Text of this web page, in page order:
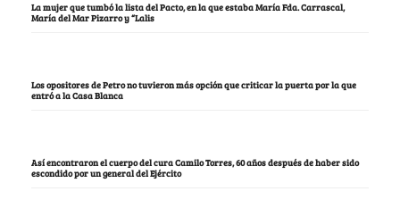
La mujer que tumbó la lista del Pacto, en la que estaba María Fda. Carrascal,
María del Mar Pizarro y “Lalis
Los opositores de Petro no tuvieron más opción que criticar la puerta por la que
entró a la Casa Blanca
Así encontraron el cuerpo del cura Camilo Torres, 60 años después de haber sido
escondido por un general del Ejército